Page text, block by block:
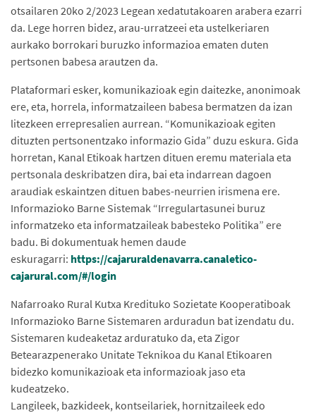
otsailaren 20ko 2/2023 Legean xedatutakoaren arabera ezarri
da. Lege horren bidez, arau-urratzeei eta ustelkeriaren
aurkako borrokari buruzko informazioa ematen duten
pertsonen babesa arautzen da.
Plataformari esker, komunikazioak egin daitezke, anonimoak
ere, eta, horrela, informatzaileen babesa bermatzen da izan
litezkeen errepresalien aurrean. “Komunikazioak egiten
dituzten pertsonentzako informazio Gida” duzu eskura. Gida
horretan, Kanal Etikoak hartzen dituen eremu materiala eta
pertsonala deskribatzen dira, bai eta indarrean dagoen
araudiak eskaintzen dituen babes-neurrien irismena ere.
Informazioko Barne Sistemak “Irregulartasunei buruz
informatzeko eta informatzaileak babesteko Politika” ere
badu. Bi dokumentuak hemen daude
eskuragarri: https://cajaruraldenavarra.canaletico-
cajarural.com/#/login
Nafarroako Rural Kutxa Kredituko Sozietate Kooperatiboak
Informazioko Barne Sistemaren arduradun bat izendatu du.
Sistemaren kudeaketaz arduratuko da, eta Zigor
Betearazpenerako Unitate Teknikoa du Kanal Etikoaren
bidezko komunikazioak eta informazioak jaso eta
kudeatzeko.
Langileek, bazkideek, kontseilariek, hornitzaileek edo